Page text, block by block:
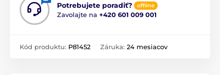
Potrebujete poradiť? offline
Zavolajte na +420 601 009 001
Kód produktu: P81452 Záruka: 24 mesiacov